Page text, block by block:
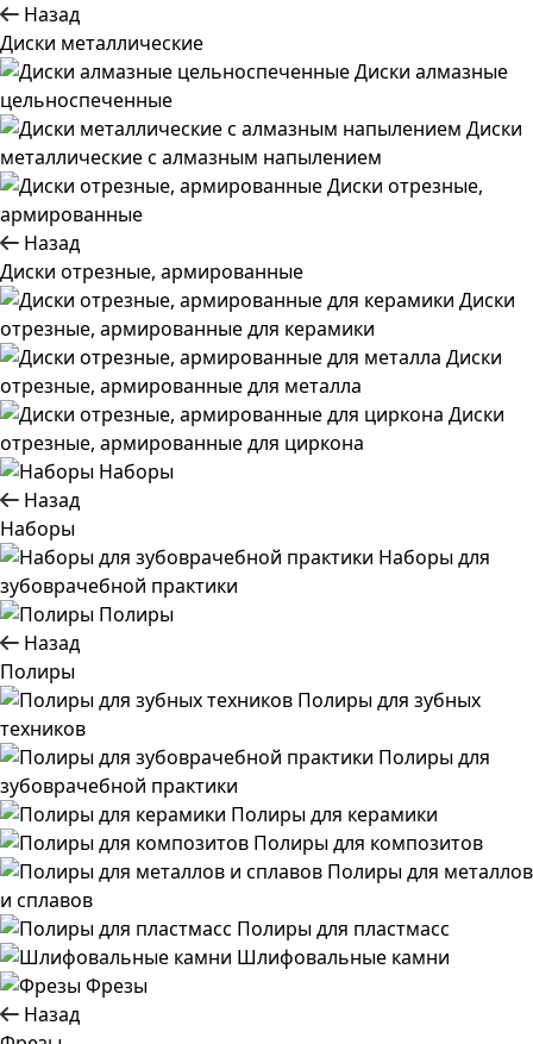
Назад
Диски металлические
Диски алмазные
цельноспеченные
Диски
металлические с алмазным напылением
Диски отрезные,
армированные
Назад
Диски отрезные, армированные
Диски
отрезные, армированные для керамики
Диски
отрезные, армированные для металла
Диски
отрезные, армированные для циркона
Наборы
Назад
Наборы
Наборы для
зубоврачебной практики
Полиры
Назад
Полиры
Полиры для зубных
техников
Полиры для
зубоврачебной практики
Полиры для керамики
Полиры для композитов
Полиры для металлов
и сплавов
Полиры для пластмасс
Шлифовальные камни
Фрезы
Назад